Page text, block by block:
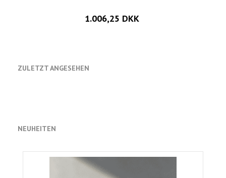
1.006,25 DKK
ZULETZT ANGESEHEN
NEUHEITEN